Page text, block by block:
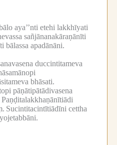
aya’’nti etehi lakkhīyati
sañjānanakāraṇānīti
bālassa apadānāni.
duccintitameva
bhāsati.
pāṇātipātādivasena
Paṇḍitalakkhaṇānītiādi
Sucintitacintītiādīni cettha